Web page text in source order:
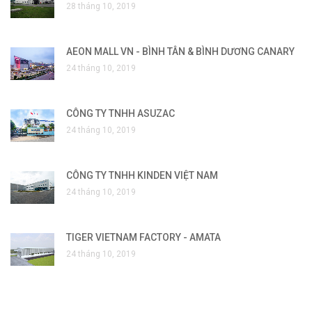
28 tháng 10, 2019
AEON MALL VN - BÌNH TÂN & BÌNH DƯƠNG CANARY
24 tháng 10, 2019
CÔNG TY TNHH ASUZAC
24 tháng 10, 2019
CÔNG TY TNHH KINDEN VIỆT NAM
24 tháng 10, 2019
TIGER VIETNAM FACTORY - AMATA
24 tháng 10, 2019